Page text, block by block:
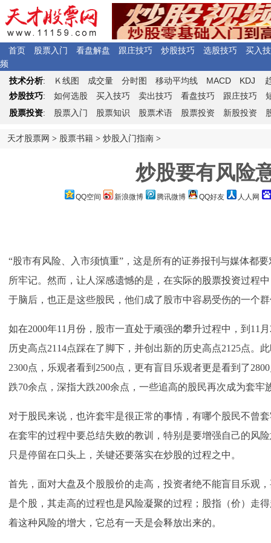
首页 股票入门 看盘解盘 跟庄技巧 炒股技巧 选股技巧
买入
频
技术分析: Ｋ 线图 成交量 分时图 移动平均线 MACD KDJ
炒股技巧: 如何选股 买入技巧 卖出技巧 看盘技巧 跟庄技巧
股票投资: 股票入门 股票知识 股票术语 股票投资 新股投资
天才股票网 > 股票书籍 > 炒股入门指南 >
炒股要有风险
QQ空间 新浪微博 腾讯微博 QQ好友 人人网
“股市有风险、入市须慎重”，这是所有的证券报刊与媒体都
所牢记。然而，让人深感遗憾的是，在实际的 股票投资过程
于脑后，也正是这些股民，他们成了股市中容易受伤的一个
如在2000年11月份，股市一直处于顽强的攀升过程中，到11
历史高点2114点踩在了脚下，并创出新的历史高点2125点。
2300点，乐观者看到2500点，更有盲目乐观者更是看到了
跌70余点，深指大跌200余点，一些追高的股民再次成为套牢
对于股民来说，也许套牢是很正常的事情，有哪个股民不曾
在套牢的过程中要总结失败的教训，特别是要增强自己的风
只是停留在口头上，关键还要落实在炒股的过程之中。
首先，面对大盘及个股股价的走高，投资者绝不能盲目乐观
是个股，其走高的过程也是风险凝聚的过程；股指（价）走
着这种风险的增大，它总有一天是会释放出来的。